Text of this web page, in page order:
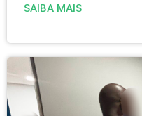
SAIBA MAIS